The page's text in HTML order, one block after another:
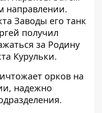
направлении.
Заводы его танк
получил
за Родину
Курульки.
орков на
надежно